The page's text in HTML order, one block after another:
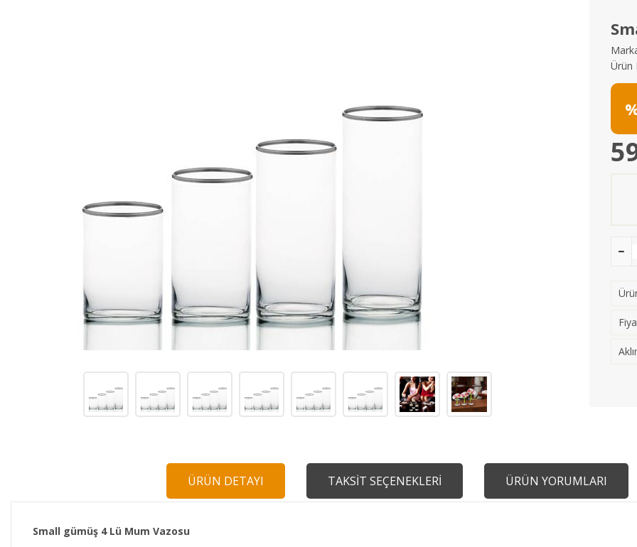
Ürün
ÜRÜN DETAYI TAKSİT SEÇENEKLERİ ÜRÜN YORUMLARI
Small gümüş 4 Lü Mum Vazosu